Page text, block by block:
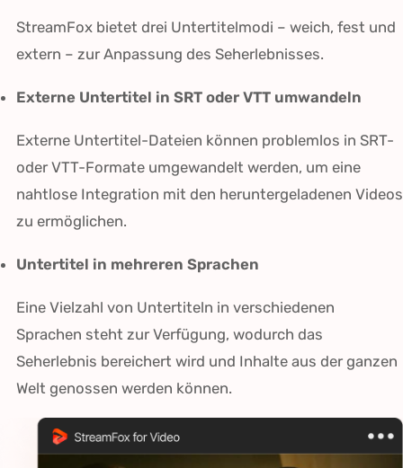
StreamFox bietet drei Untertitelmodi – weich, fest und
extern – zur Anpassung des Seherlebnisses.
Externe Untertitel in SRT oder VTT umwandeln
Externe Untertitel-Dateien können problemlos in SRT-
oder VTT-Formate umgewandelt werden, um eine
nahtlose Integration mit den heruntergeladenen Videos
zu ermöglichen.
Untertitel in mehreren Sprachen
Eine Vielzahl von Untertiteln in verschiedenen
Sprachen steht zur Verfügung, wodurch das
Seherlebnis bereichert wird und Inhalte aus der ganzen
Welt genossen werden können.